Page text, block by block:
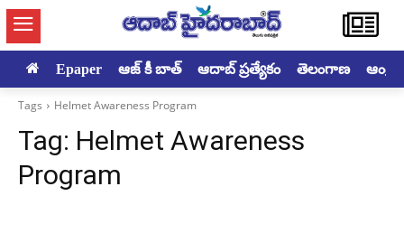
Epaper ఆజ్ కీ బాత్ ఆదాబ్ ప్రత్యేకం తెలంగాణ
Tags Helmet Awareness Program
Tag: Helmet Awareness
Program